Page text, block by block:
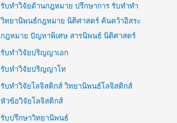
รับทำวิจัยด้านกฎหมาย ปรึกษาการ รับทำทำ
วิทยานิพนธ์กฎหมาย นิติศาสตร์ ค้นคว้าอิสระ
กฎหมาย ปัญหาพิเศษ สารนิพนธ์ นิติศาสตร์
รับทำวิจัยปริญญาเอก
รับทำวิจัยปริญญาโท
รับทำวิจัยโลจิสติกส์ วิทยานิพนธ์โลจิสติกส์
หัวข้อวิจัยโลจิสติกส์
รับปรึกษาวิทยานิพนธ์